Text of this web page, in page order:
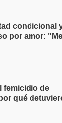
condicional
por amor: "Me
femicidio de
qué